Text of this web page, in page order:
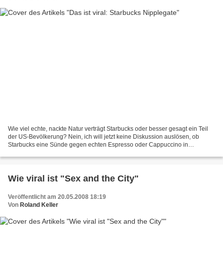
Wie viel echte, nackte Natur verträgt Starbucks oder besser gesagt ein Teil
der US-Bevölkerung? Nein, ich will jetzt keine Diskussion auslösen, ob
Starbucks eine Sünde gegen echten Espresso oder Cappuccino in
Wie viral ist "Sex and the City"
Veröffentlicht am 20.05.2008 18:19
Von Roland Keller